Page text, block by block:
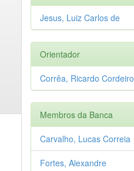
Jesus, Luiz Carlos de
Orientador
Corrêa, Ricardo Cordeiro
Membros da Banca
Carvalho, Lucas Correia
Fortes, Alexandre